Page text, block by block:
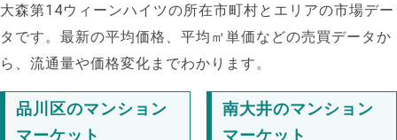
大森第14ウィーンハイツの所在市町村とエリアの市場デー
タです。最新の平均価格、平均㎡単価などの売買データか
ら、流通量や価格変化までわかります。
品川区のマンション
マーケット
南大井のマンション
マーケット